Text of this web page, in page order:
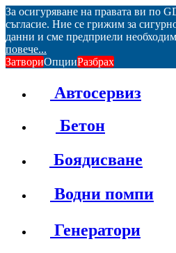
За осигуряване на правата ви по
съгласие. Ние се грижим за
данни и сме предприели
повече...
ЗатвориОпцииРазбрах
Автосервиз
Бетон
Боядисване
Водни помпи
Генератори